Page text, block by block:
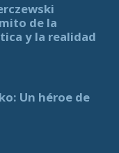
de la
y la realidad
Un héroe de